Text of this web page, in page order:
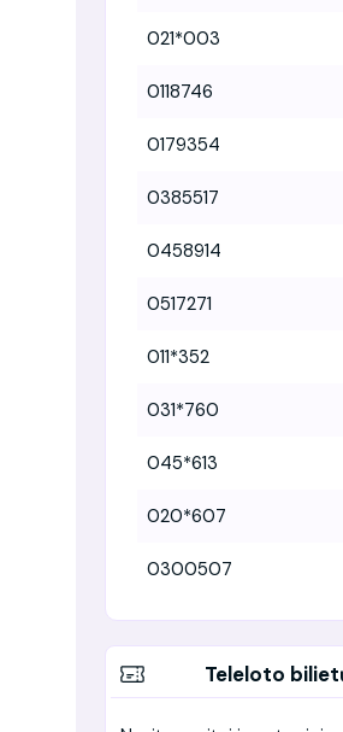
021*003
0118746
0179354
0385517
0458914
0517271
011*352
031*760
045*613
020*607
0300507
Teleloto